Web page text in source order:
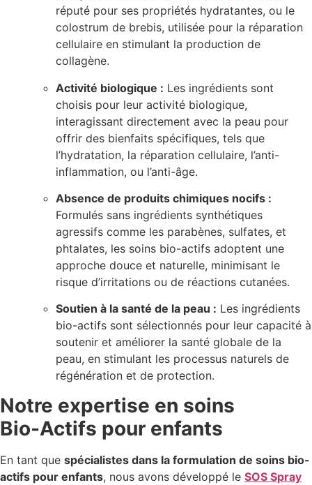
réputé pour ses propriétés hydratantes, ou le
colostrum de brebis, utilisée pour la réparation
cellulaire en stimulant la production de
collagène.
Activité biologique : Les ingrédients sont
choisis pour leur activité biologique,
interagissant directement avec la peau pour
offrir des bienfaits spécifiques, tels que
l’hydratation, la réparation cellulaire, l’anti-
inflammation, ou l’anti-âge.
Absence de produits chimiques nocifs :
Formulés sans ingrédients synthétiques
agressifs comme les parabènes, sulfates, et
phtalates, les soins bio-actifs adoptent une
approche douce et naturelle, minimisant le
risque d’irritations ou de réactions cutanées.
Soutien à la santé de la peau : Les ingrédients
bio-actifs sont sélectionnés pour leur capacité à
soutenir et améliorer la santé globale de la
peau, en stimulant les processus naturels de
régénération et de protection.
Notre expertise en soins
Bio-Actifs pour enfants
En tant que spécialistes dans la formulation de soins bio-
actifs pour enfants, nous avons développé le SOS Spray